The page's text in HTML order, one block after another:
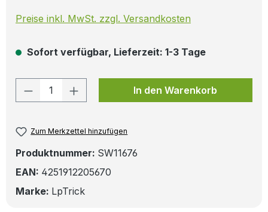
Preise inkl. MwSt. zzgl. Versandkosten
Sofort verfügbar, Lieferzeit: 1-3 Tage
Produkt Anzahl: Gib den
In den Warenkorb
Zum Merkzettel hinzufügen
Produktnummer: SW11676
EAN: 4251912205670
Marke: LpTrick